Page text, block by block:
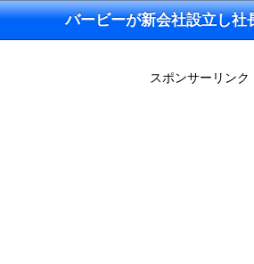
バービーが新会社設立し社
スポンサーリンク